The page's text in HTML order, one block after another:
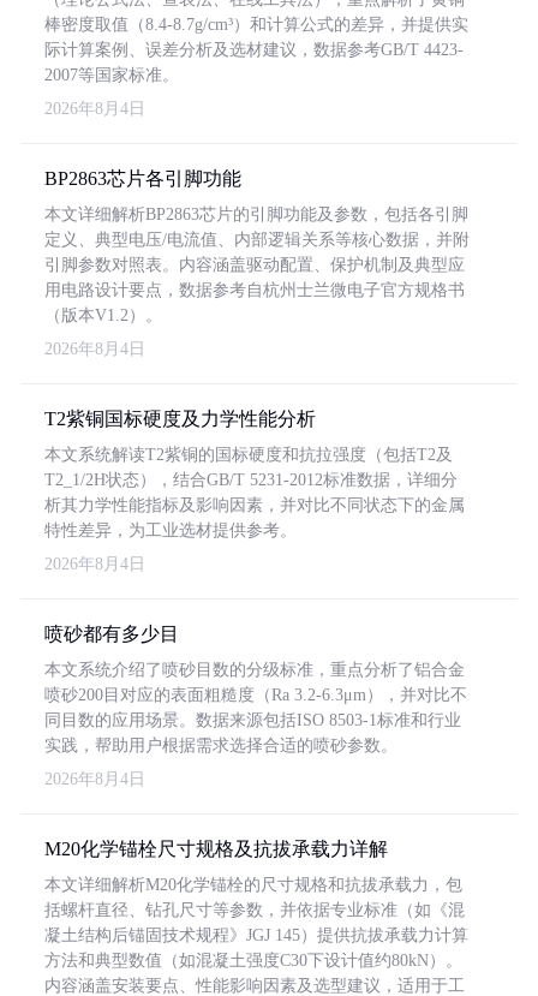
棒密度取值（8.4-8.7g/cm³）和计算公式的差异，并提供实
际计算案例、误差分析及选材建议，数据参考GB/T 4423-
2007等国家标准。
2026年8月4日
BP2863芯片各引脚功能
本文详细解析BP2863芯片的引脚功能及参数，包括各引脚
定义、典型电压/电流值、内部逻辑关系等核心数据，并附
引脚参数对照表。内容涵盖驱动配置、保护机制及典型应
用电路设计要点，数据参考自杭州士兰微电子官方规格书
（版本V1.2）。
2026年8月4日
T2紫铜国标硬度及力学性能分析
本文系统解读T2紫铜的国标硬度和抗拉强度（包括T2及
T2_1/2H状态），结合GB/T 5231-2012标准数据，详细分
析其力学性能指标及影响因素，并对比不同状态下的金属
特性差异，为工业选材提供参考。
2026年8月4日
喷砂都有多少目
本文系统介绍了喷砂目数的分级标准，重点分析了铝合金
喷砂200目对应的表面粗糙度（Ra 3.2-6.3μm），并对比不
同目数的应用场景。数据来源包括ISO 8503-1标准和行业
实践，帮助用户根据需求选择合适的喷砂参数。
2026年8月4日
M20化学锚栓尺寸规格及抗拔承载力详解
本文详细解析M20化学锚栓的尺寸规格和抗拔承载力，包
括螺杆直径、钻孔尺寸等参数，并依据专业标准（如《混
凝土结构后锚固技术规程》JGJ 145）提供抗拔承载力计算
方法和典型数值（如混凝土强度C30下设计值约80kN）。
内容涵盖安装要点、性能影响因素及选型建议，适用于工